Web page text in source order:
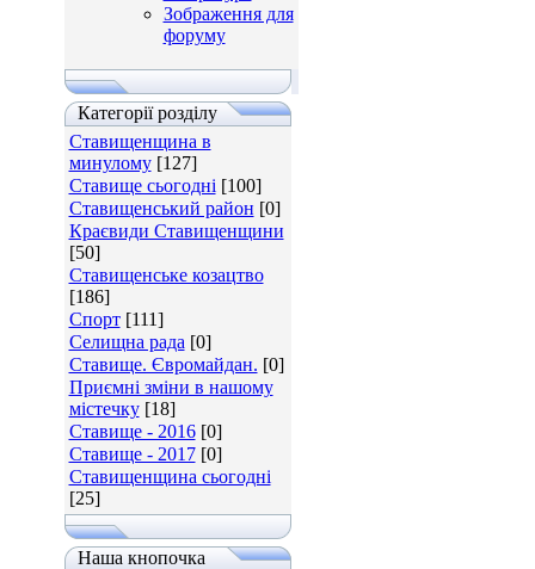
Зображення для
форуму
Категорії розділу
Ставищенщина в
минулому [127]
Ставище сьогодні [100]
Ставищенський район [0]
Краєвиди Ставищенщини
[50]
Ставищенське козацтво
[186]
Спорт [111]
Селищна рада [0]
Ставище. Євромайдан. [0]
Приємні зміни в нашому
містечку [18]
Ставище - 2016 [0]
Ставище - 2017 [0]
Ставищенщина сьогодні
[25]
Наша кнопочка